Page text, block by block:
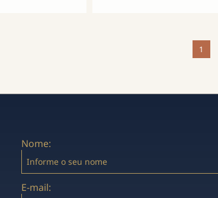
1
Nome:
E-mail: